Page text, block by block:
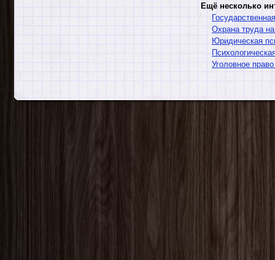
Ещё несколько
Охрана труда
Юридическая
Уголовное